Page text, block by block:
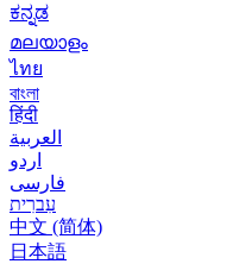
ಕನ್ನಡ
മലയാളം
ไทย
বাংলা
हिंदी
العربية
اردو
فارسی
עִברִית
中文 (简体)
日本語